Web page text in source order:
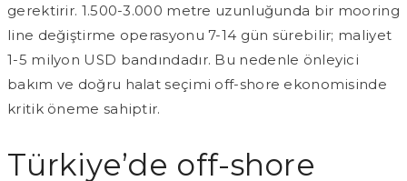
gerektirir. 1.500-3.000 metre uzunluğunda bir mooring
line değiştirme operasyonu 7-14 gün sürebilir; maliyet
1-5 milyon USD bandındadır. Bu nedenle önleyici
bakım ve doğru halat seçimi off-shore ekonomisinde
kritik öneme sahiptir.
Türkiye’de off-shore